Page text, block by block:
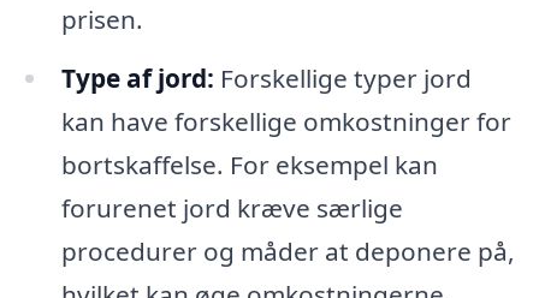
prisen.
Type af jord: Forskellige typer jord
kan have forskellige omkostninger for
bortskaffelse. For eksempel kan
forurenet jord kræve særlige
procedurer og måder at deponere på,